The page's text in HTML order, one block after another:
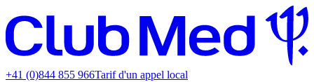
+41 (0)844 855 966Tarif d'un appel local